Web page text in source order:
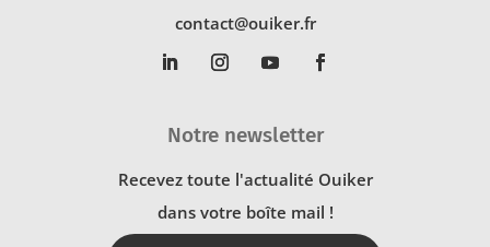
contact@ouiker.fr
Notre newsletter
Recevez toute l'actualité Ouiker
dans votre boîte mail !